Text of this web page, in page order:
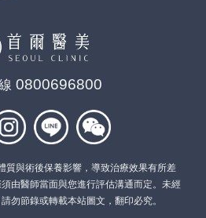
超高CP值的「5合1
一小時擺脫疲憊倦
0800696800
質與術後保養影響，導致治療效果有所差
由醫師當面與您進行評估溝通而定。未經
勿節錄或轉載本站圖文，翻印必究。